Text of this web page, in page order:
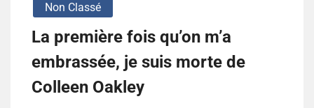
Non Classé
La première fois qu’on m’a
embrassée, je suis morte de
Colleen Oakley